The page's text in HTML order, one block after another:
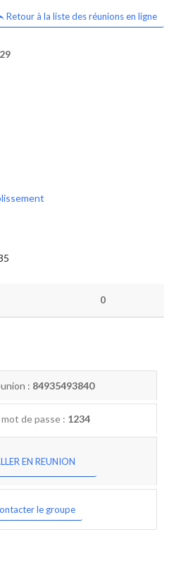
Retour à la liste des réunions en ligne
0
: 84935493840
de passe : 1234
EN REUNION
le groupe